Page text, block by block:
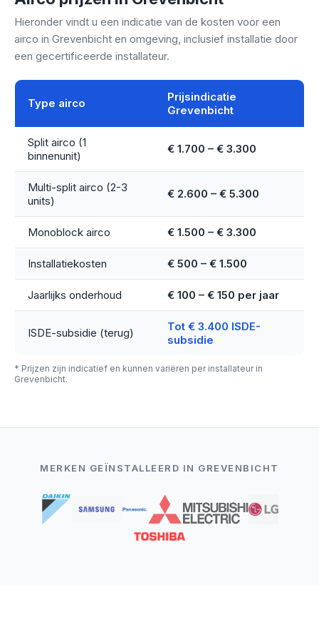
Hieronder vindt u een indicatie van de kosten voor een
airco in Grevenbicht en omgeving, inclusief installatie door
een gecertificeerde installateur.
Type airco
Prijsindicatie
Grevenbicht
Split airco (1
binnenunit)
€ 1.700 – € 3.300
Multi-split airco (2-3
units)
€ 2.600 – € 5.300
Monoblock airco € 1.500 – € 3.300
Installatiekosten € 500 – € 1.500
Jaarlijks onderhoud € 100 – € 150 per jaar
ISDE-subsidie (terug)
Tot € 3.400 ISDE-
subsidie
* Prijzen zijn indicatief en kunnen variëren per installateur in
Grevenbicht.
MERKEN GEÏNSTALLEERD IN GREVENBICHT